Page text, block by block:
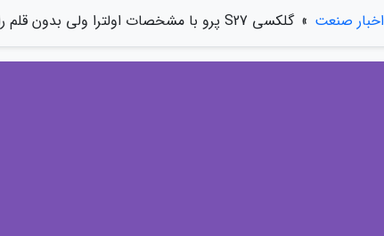
اخبار صنعت » گلکسی S27 پرو با مشخصات اولترا ولی بدون قلم راهی بازار می گردد